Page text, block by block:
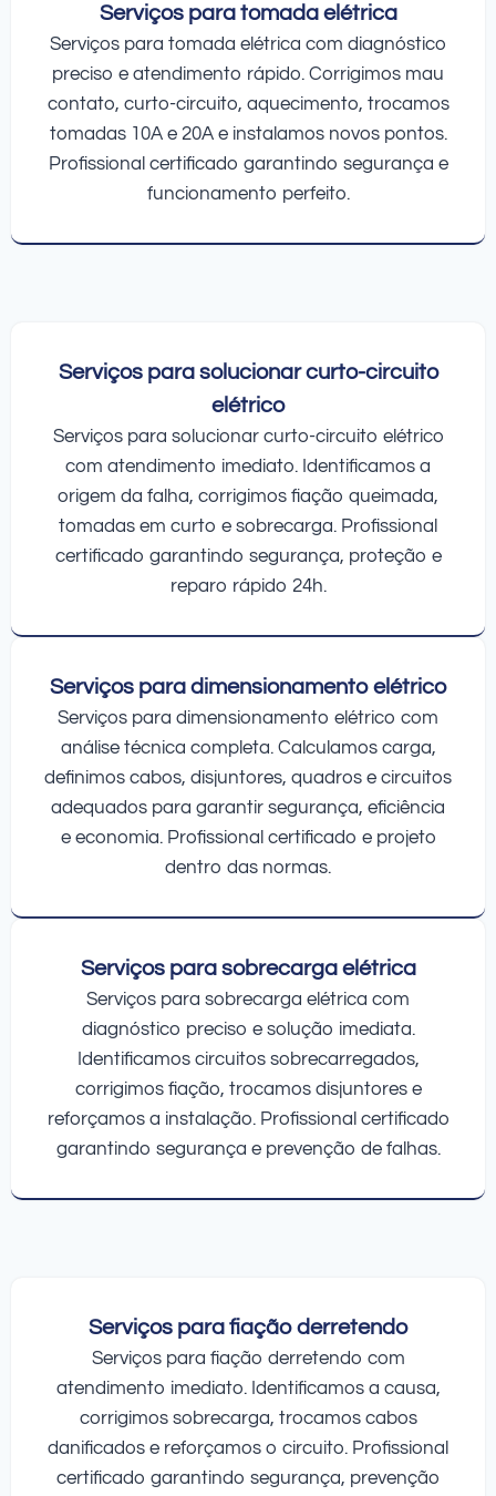
Serviços para tomada elétrica
Serviços para tomada elétrica com diagnóstico
preciso e atendimento rápido. Corrigimos mau
contato, curto-circuito, aquecimento, trocamos
tomadas 10A e 20A e instalamos novos pontos.
Profissional certificado garantindo segurança e
funcionamento perfeito.
Serviços para solucionar curto-circuito
elétrico
Serviços para solucionar curto-circuito elétrico
com atendimento imediato. Identificamos a
origem da falha, corrigimos fiação queimada,
tomadas em curto e sobrecarga. Profissional
certificado garantindo segurança, proteção e
reparo rápido 24h.
Serviços para dimensionamento elétrico
Serviços para dimensionamento elétrico com
análise técnica completa. Calculamos carga,
definimos cabos, disjuntores, quadros e circuitos
adequados para garantir segurança, eficiência
e economia. Profissional certificado e projeto
dentro das normas.
Serviços para sobrecarga elétrica
Serviços para sobrecarga elétrica com
diagnóstico preciso e solução imediata.
Identificamos circuitos sobrecarregados,
corrigimos fiação, trocamos disjuntores e
reforçamos a instalação. Profissional certificado
garantindo segurança e prevenção de falhas.
Serviços para fiação derretendo
Serviços para fiação derretendo com
atendimento imediato. Identificamos a causa,
corrigimos sobrecarga, trocamos cabos
danificados e reforçamos o circuito. Profissional
certificado garantindo segurança, prevenção